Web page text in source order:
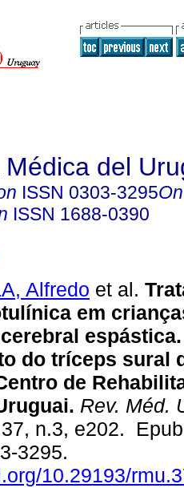
Médica del
ISSN 0303-3295
ISSN 1688-0390
Alfredo et al.
em
do tríceps sural
de
Rev. Méd.
n.3, e202.
3295.
10.29193/